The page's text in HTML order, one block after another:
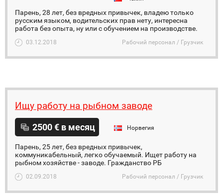
Парень, 28 лет, без вредных привычек, владею только
русским языком, водительских прав нету, интересна
работа без опыта, ну или с обучением на производстве.
03.12.2018 Рабочий персонал / Грузчик
Ищу работу на рыбном заводе
2500 € в месяц Норвегия
Парень, 25 лет, без вредных привычек,
коммуникабельный, легко обучаемый. Ищет работу на
рыбном хозяйстве - заводе. Гражданство РБ
02.09.2018 Рабочий персонал / Грузчик